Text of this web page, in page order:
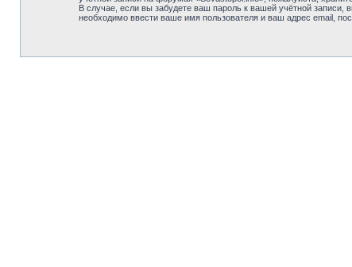
В случае, если вы забудете ваш пароль к вашей учётной
необходимо ввести ваше имя пользователя и ваш адрес email,